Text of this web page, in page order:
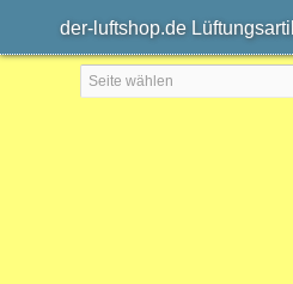
der-luftshop.de